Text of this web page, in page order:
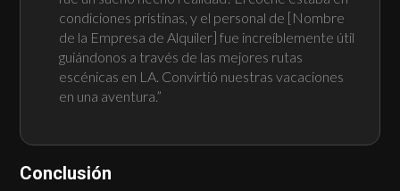
condiciones prístinas, y el personal de [Nombre
de la Empresa de Alquiler] fue increíblemente útil
guiándonos a través de las mejores rutas
escénicas en LA. Convirtió nuestras vacaciones
en una aventura.”
Conclusión